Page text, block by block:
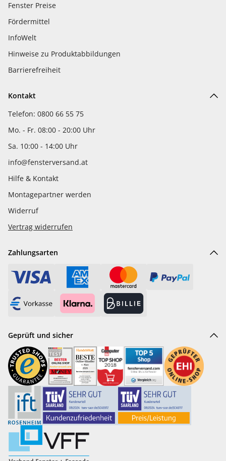
Fenster Preise
Fördermittel
InfoWelt
Hinweise zu Produktabbildungen
Barrierefreiheit
Kontakt
Telefon: 0800 66 55 75
Mo. - Fr. 08:00 - 20:00 Uhr
Sa. 10:00 - 14:00 Uhr
info@fensterversand.at
Hilfe & Kontakt
Montagepartner werden
Widerruf
Vertrag widerrufen
Zahlungsarten
Geprüft und sicher